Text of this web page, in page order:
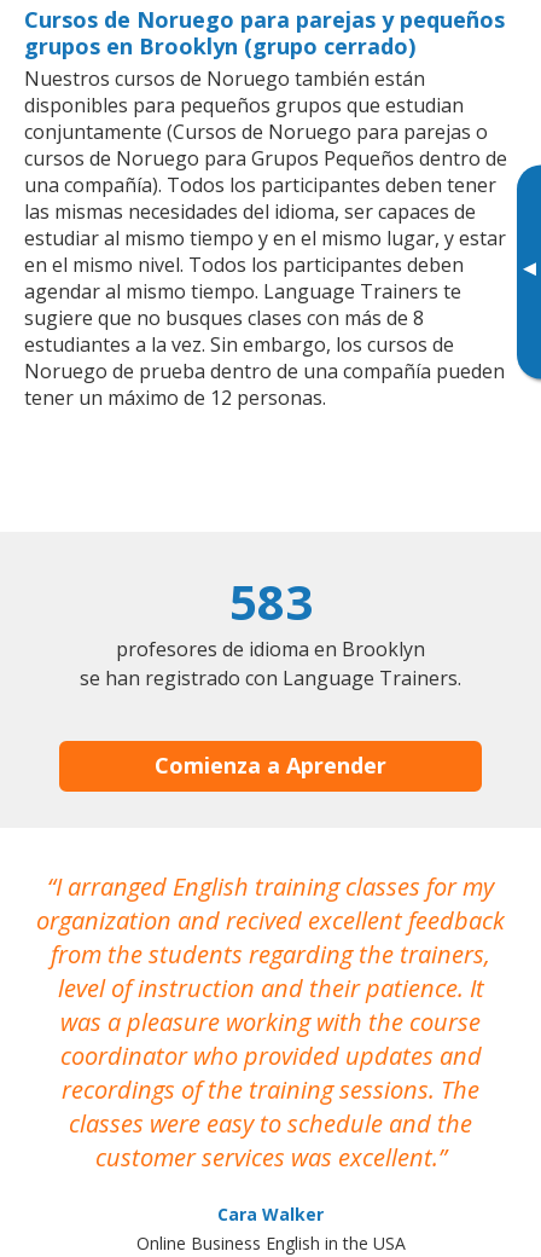
▸
Cursos de Noruego para parejas y pequeños
grupos en Brooklyn (grupo cerrado)
Nuestros cursos de Noruego también están
disponibles para pequeños grupos que estudian
conjuntamente (Cursos de Noruego para parejas o
cursos de Noruego para Grupos Pequeños dentro de
una compañía). Todos los participantes deben tener
las mismas necesidades del idioma, ser capaces de
estudiar al mismo tiempo y en el mismo lugar, y estar
en el mismo nivel. Todos los participantes deben
agendar al mismo tiempo. Language Trainers te
sugiere que no busques clases con más de 8
estudiantes a la vez. Sin embargo, los cursos de
Noruego de prueba dentro de una compañía pueden
tener un máximo de 12 personas.
583
profesores de idioma en Brooklyn
se han registrado con Language Trainers.
Comienza a Aprender
I arranged English training classes for my
organization and recived excellent feedback
from the students regarding the trainers,
level of instruction and their patience. It
was a pleasure working with the course
coordinator who provided updates and
recordings of the training sessions. The
classes were easy to schedule and the
customer services was excellent.
Cara Walker
Online Business English in the USA